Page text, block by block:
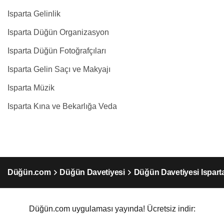
Isparta Gelinlik
Isparta Düğün Organizasyon
Isparta Düğün Fotoğrafçıları
Isparta Gelin Saçı ve Makyajı
Isparta Müzik
Isparta Kına ve Bekarlığa Veda
Düğün.com Düğün Davetiyesi Düğün Davetiyesi
Düğün.com uygulaması yayında! Ücretsiz indir: